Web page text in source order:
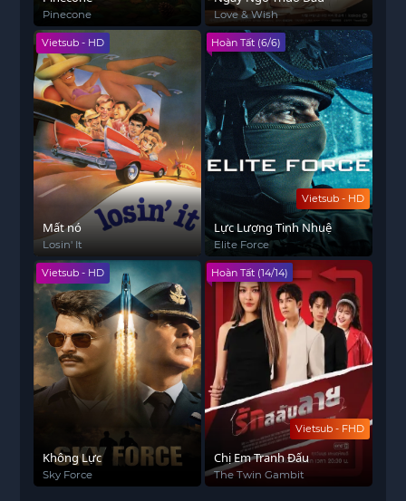
Pinecone Love & Wish
Vietsub - HD
Mất nó
Losin' It
Vietsub - HD
Hoàn Tất (6/6)
Lực Lượng Tinh Nhuệ
Elite Force
Vietsub - HD
Không Lực
Sky Force
Vietsub - FHD
Hoàn Tất (14/14)
Chị Em Tranh Đấu
The Twin Gambit